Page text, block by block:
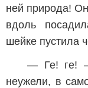
ней природа!
вдоль
шейке пустила
— Ге! ге!
неужели, в